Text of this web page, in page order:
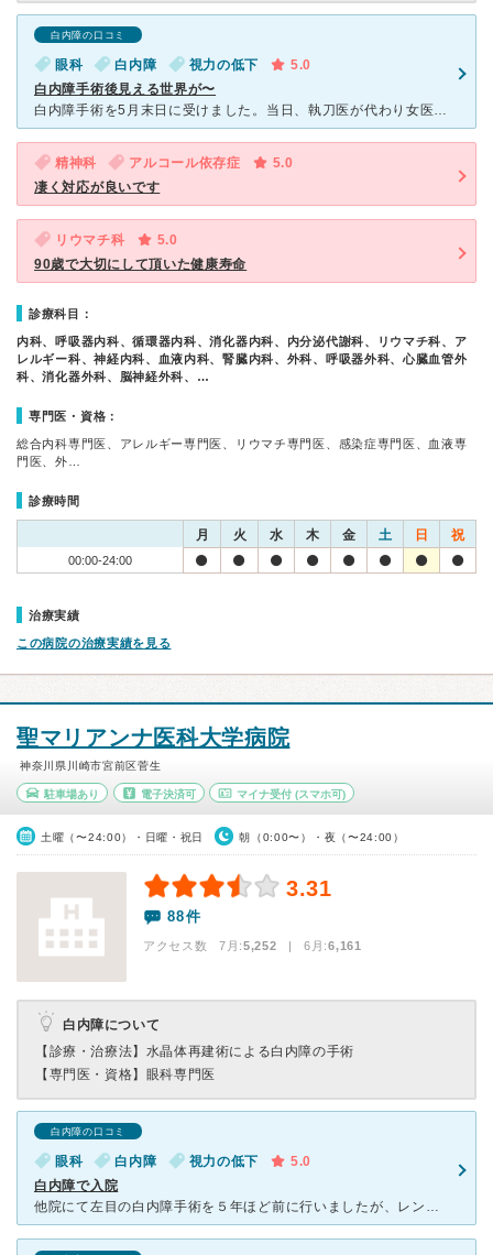
白内障の口コミ
眼科 白内障 視力の低下
5.0
白内障手術後見える世界が〜
白内障手術を5月末日に受けました。当日、執刀医が代わり女医さんでした。片目10分もかからず両目終了です。術後のフォローの良い先生でした。感謝です。今、快適に過ごせております。ありがとうございました。
精神科 アルコール依存症
5.0
凄く対応が良いです
リウマチ科
5.0
90歳で大切にして頂いた健康寿命
診療科目：
内科、呼吸器内科、循環器内科、消化器内科、内分泌代謝科、リウマチ科、ア
レルギー科、神経内科、血液内科、腎臓内科、外科、呼吸器外科、心臓血管外
科、消化器外科、脳神経外科、…
専門医・資格：
総合内科専門医、アレルギー専門医、リウマチ専門医、感染症専門医、血液専
門医、外…
診療時間
月 火 水 木 金 土 日 祝
00:00-24:00
治療実績
この病院の治療実績を見る
聖マリアンナ医科大学病院
神奈川県川崎市宮前区菅生
駐車場あり 電子決済可 マイナ受付 (スマホ可)
土曜（〜24:00）・日曜・祝日 朝（0:00〜）・夜（〜24:00）
3.31
88件
アクセス数 7月:5,252 | 6月:6,161
白内障について
【診療・治療法】 水晶体再建術による白内障の手術
【専門医・資格】 眼科専門医
白内障の口コミ
眼科 白内障 視力の低下
5.0
白内障で入院
他院にて左目の白内障手術を５年ほど前に行いましたが、レンズを入れる袋が外れてしまったため、袋を取り出し、レンズをじかにつけつ手術を行いました。 経過はよくはありませんが、見えなくはありません。 手